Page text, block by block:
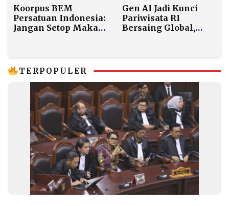
Koorpus BEM
Persatuan Indonesia:
Jangan Setop Makan
Gen AI Jadi Kunci
Pariwisata RI
Bersaing Global,
TERPOPULER